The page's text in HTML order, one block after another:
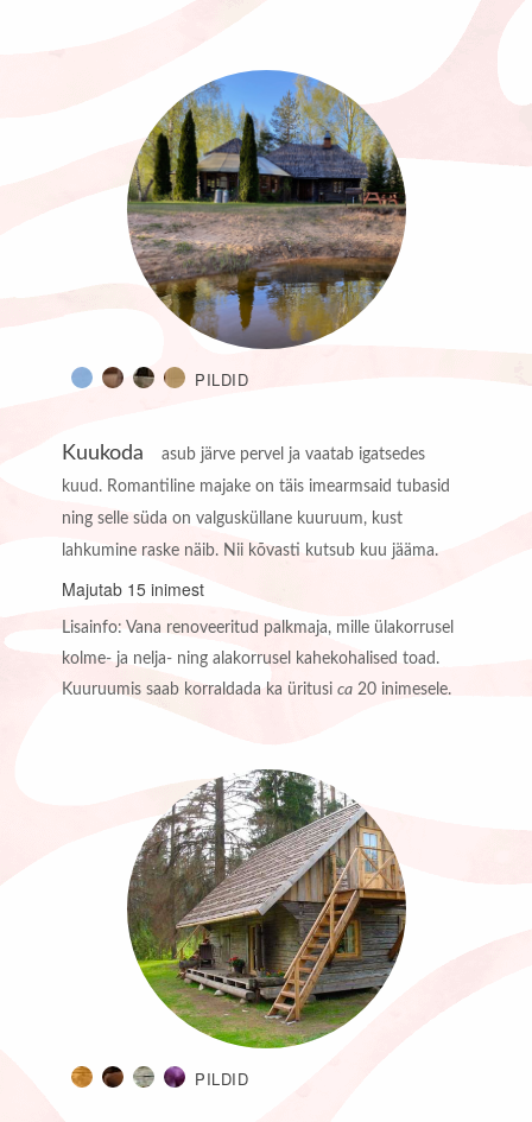
PILDID
Kuukoda
asub järve pervel ja vaatab igatsedes
kuud. Romantiline majake on täis imearmsaid tubasid
ning selle süda on valgusküllane kuuruum, kust
lahkumine raske näib. Nii kõvasti kutsub kuu jääma.
Majutab 15 inimest
Lisainfo: Vana renoveeritud palkmaja, mille ülakorrusel
kolme- ja nelja- ning alakorrusel kahekohalised toad.
Kuuruumis saab korraldada ka üritusica 20 inimesele.
PILDID